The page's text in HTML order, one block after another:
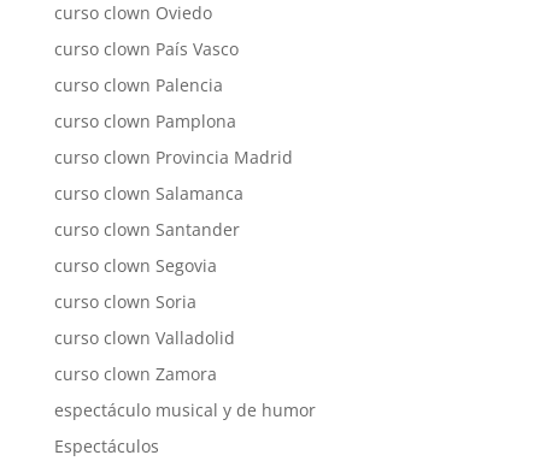
curso clown Oviedo
curso clown País Vasco
curso clown Palencia
curso clown Pamplona
curso clown Provincia Madrid
curso clown Salamanca
curso clown Santander
curso clown Segovia
curso clown Soria
curso clown Valladolid
curso clown Zamora
espectáculo musical y de humor
Espectáculos